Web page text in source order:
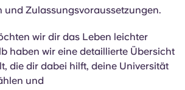
French
besten Universität in Paris ist ein
und Dutzende von privaten
unterschiedlichen
und Zulassungsvoraussetzungen.